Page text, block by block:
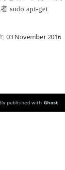
sudo apt-get
03 November 2016
published with Ghost